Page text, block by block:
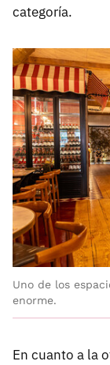
categoría.
Uno de los
enorme.
En cuanto a la